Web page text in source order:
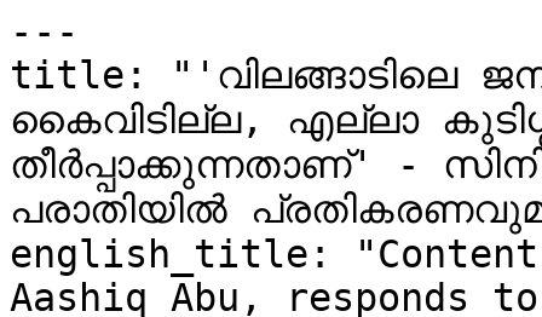
---
title: "'വിലങ്ങാടിലെ
കൈവിടില്ല, എല്ലാ
തീര്‍പ്പാക്കുന്നതാണ്' -
പരാതിയിൽ
english_title:
Aashiq Abu, responds